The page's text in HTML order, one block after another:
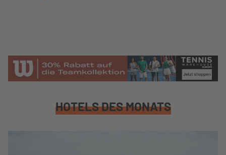
HOTELS DES MONATS